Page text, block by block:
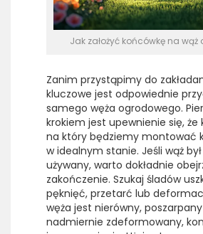
Jak założyć końcówkę na
Zanim przystąpimy do
kluczowe jest odpowiednie
samego węża ogrodowego.
krokiem jest upewnienie się, że
na który będziemy montować
w idealnym stanie. Jeśli wąż
używany, warto dokładnie
zakończenie. Szukaj śladów
pęknięć, przetarć lub
węża jest nierówny,
nadmiernie zdeformowany,